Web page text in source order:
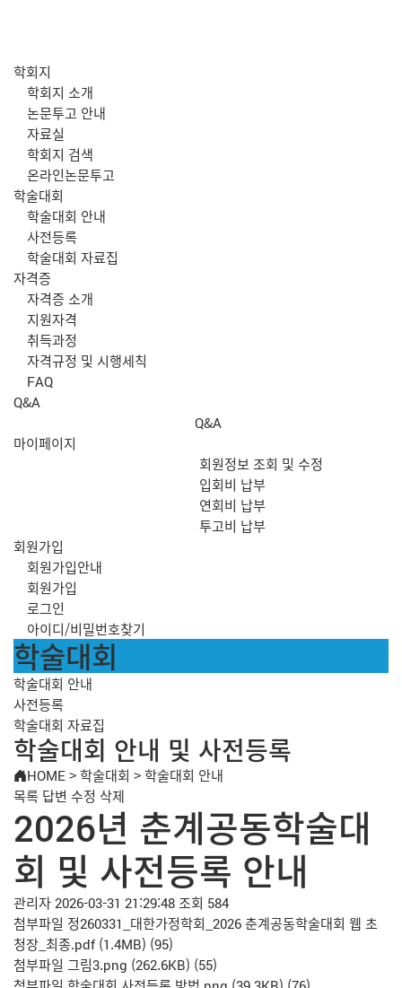
학회지
학회지 소개
논문투고 안내
자료실
학회지 검색
온라인논문투고
학술대회
학술대회 안내
사전등록
학술대회 자료집
자격증
자격증 소개
지원자격
취득과정
자격규정 및 시행세칙
FAQ
Q&A
Q&A
마이페이지
회원정보 조회 및 수정
입회비 납부
연회비 납부
투고비 납부
회원가입
회원가입안내
회원가입
로그인
아이디/비밀번호찾기
학술대회
학술대회 안내
사전등록
학술대회 자료집
학술대회 안내 및 사전등록
HOME>학술대회 >학술대회 안내
목록 답변 수정 삭제
2026년 춘계공동학술대
회 및 사전등록 안내
관리자2026-03-31 21:29:48조회 584
첨부파일 정260331_대한가정학회_2026 춘계공동학술대회 웹 초
청장_최종.pdf (1.4MB) (95)
첨부파일 그림3.png (262.6KB) (55)